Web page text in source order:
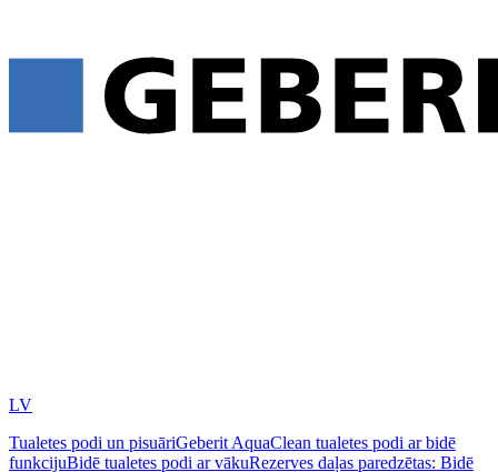
LV
Tualetes podi un pisuāriGeberit AquaClean tualetes podi ar bidē
funkcijuBidē tualetes podi ar vākuRezerves daļas paredzētas: Bidē